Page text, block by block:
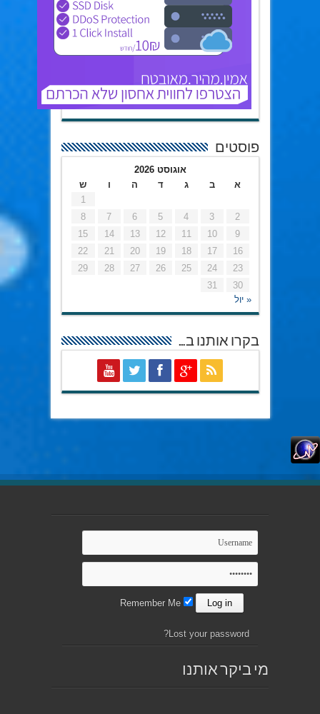
פוסטים
אוגוסט 2026
א
ב ג ד ה ו
ש
1
2
3
4
5
6
7
8
9
10
11
12
13
14
15
16
17
18
19
20
21
22
23
24
25
26
27
28
29
30
31
« יול
בקרו אותנו ב…
Lost your password?
מי ביקר אותנו